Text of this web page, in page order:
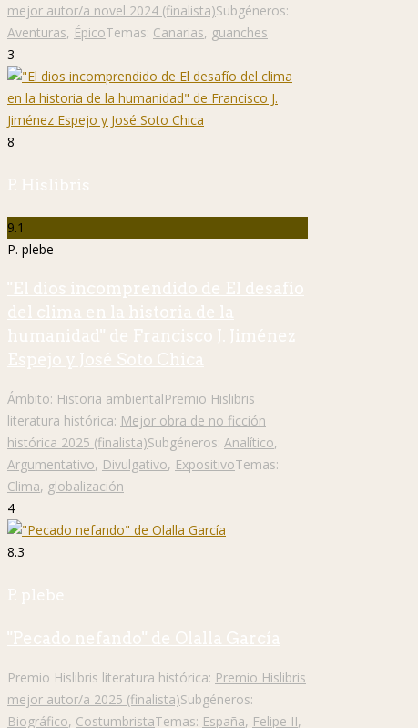
mejor autor/a novel 2024 (finalista)Subgéneros:
Aventuras, ÉpicoTemas: Canarias, guanches
3
8
P. Hislibris
9.1
P. plebe
"El dios incomprendido de El desafío
del clima en la historia de la
humanidad" de Francisco J. Jiménez
Espejo y José Soto Chica
Ámbito: Historia ambientalPremio Hislibris
literatura histórica: Mejor obra de no ficción
histórica 2025 (finalista)Subgéneros: Analítico,
Argumentativo, Divulgativo, ExpositivoTemas:
Clima, globalización
4
8.3
P. plebe
"Pecado nefando" de Olalla García
Premio Hislibris literatura histórica: Premio Hislibris
mejor autor/a 2025 (finalista)Subgéneros:
Biográfico, CostumbristaTemas: España, Felipe II,